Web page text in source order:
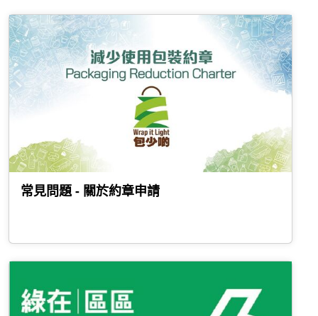
常見問題 - 關於約章申請